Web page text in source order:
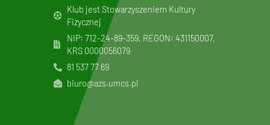
Klub jest Stowarzyszeniem Kultury
Fizycznej
NIP: 712-24-89-359, REGON: 431150007,
KRS 0000056079
81 537 77 69
biuro@azs.umcs.pl